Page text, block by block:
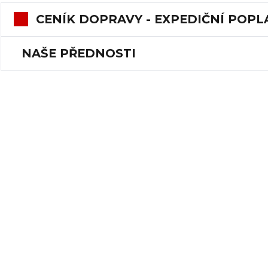
CENÍK DOPRAVY - EXPEDIČNÍ
NAŠE PŘEDNOSTI